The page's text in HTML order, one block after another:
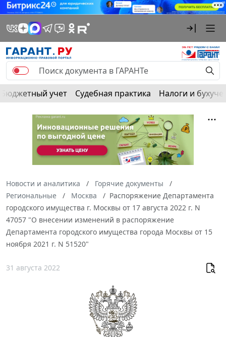
Бюджетный учет Судебная практика Налоги и
Новости и аналитика
Горячие документы
Региональные
Москва
Распоряжение Департамента
городского имущества г. Москвы от 17 августа 2022 г. N
47057 "О внесении изменений в распоряжение
Департамента городского имущества города Москвы от 15
ноября 2021 г. N 51520"
31 августа 2022